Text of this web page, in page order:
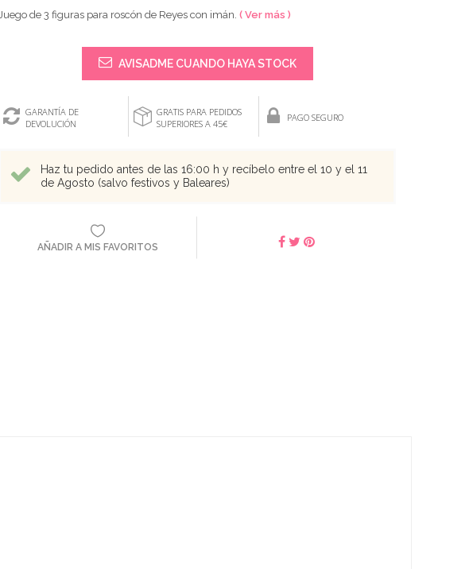
Juego de 3 figuras para roscón de Reyes con imán. ( Ver más )
AVISADME CUANDO HAYA STOCK
GARANTÍA DE
DEVOLUCIÓN
GRATIS PARA PEDIDOS
SUPERIORES A 45€
PAGO SEGURO
Haz tu pedido antes de las 16:00 h y recíbelo entre el 10 y el 11
de Agosto (salvo festivos y Baleares)
AÑADIR A MIS FAVORITOS